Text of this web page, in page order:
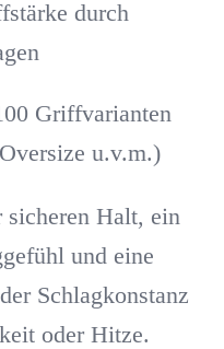
durch
Griffvarianten
u.v.m.)
Halt, ein
und eine
Schlagkonstanz
oder Hitze.